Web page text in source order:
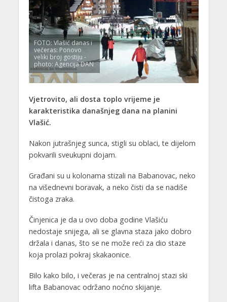
FOTO: Vlašić danas i
večeras: Ponovo
veliki broj gostiju -
photo: Agencija DAN
Vjetrovito, ali dosta toplo vrijeme je
karakteristika današnjeg dana na planini
Vlašić.
Nakon jutrašnjeg sunca, stigli su oblaci, te dijelom
pokvarili sveukupni dojam.
Građani su u kolonama stizali na Babanovac, neko
na višednevni boravak, a neko čisti da se nadiše
čistoga zraka.
Činjenica je da u ovo doba godine Vlašiću
nedostaje snijega, ali se glavna staza jako dobro
držala i danas, što se ne može reći za dio staze
koja prolazi pokraj skakaonice.
Bilo kako bilo, i večeras je na centralnoj stazi ski
lifta Babanovac održano noćno skijanje.